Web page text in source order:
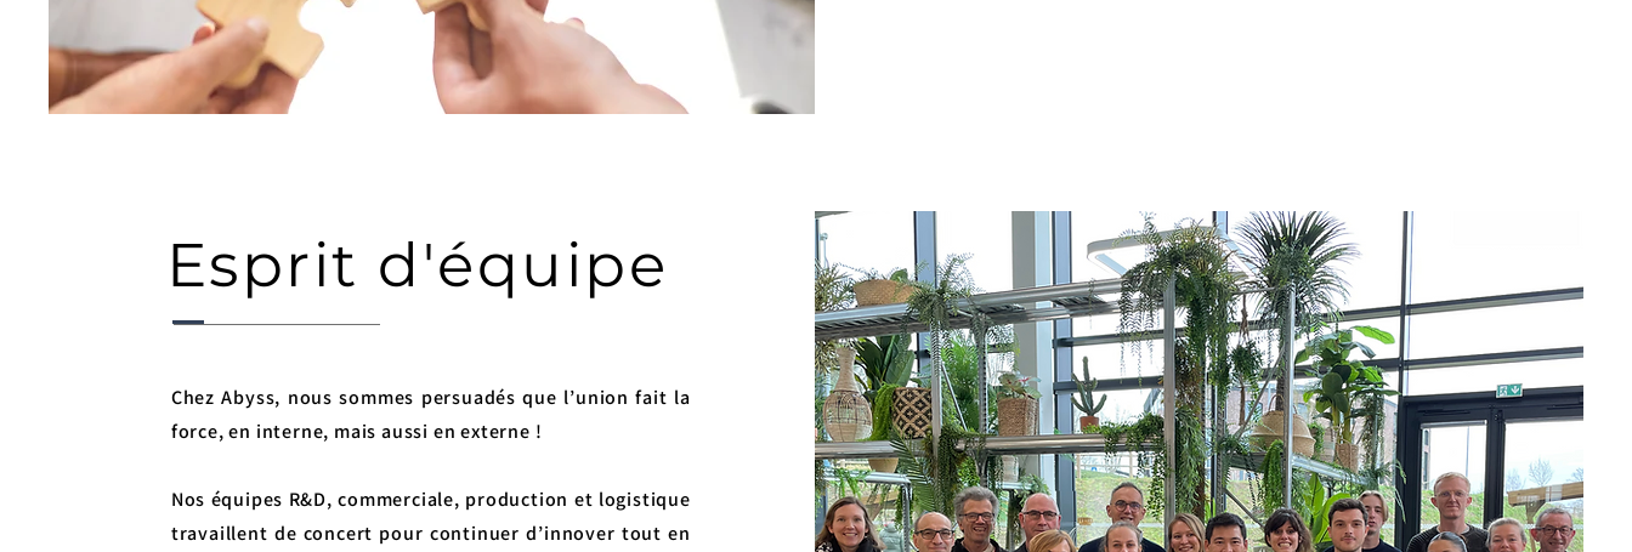
Esprit d'équipe
Chez Abyss, nous sommes persuadés que l’union fait la
force, en interne, mais aussi en externe !
Nos équipes R&D, commerciale, production et logistique
travaillent de concert pour continuer d’innover tout en